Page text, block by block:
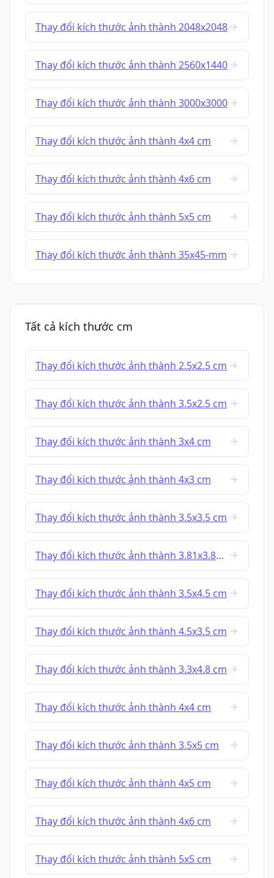
Thay đổi kích thước ảnh thành 2048x2048
Thay đổi kích thước ảnh thành 2560x1440
Thay đổi kích thước ảnh thành 3000x3000
Thay đổi kích thước ảnh thành 4x4 cm
Thay đổi kích thước ảnh thành 4x6 cm
Thay đổi kích thước ảnh thành 5x5 cm
Thay đổi kích thước ảnh thành 35x45-mm
Tất cả kích thước cm
Thay đổi kích thước ảnh thành 2.5x2.5 cm
Thay đổi kích thước ảnh thành 3.5x2.5 cm
Thay đổi kích thước ảnh thành 3x4 cm
Thay đổi kích thước ảnh thành 4x3 cm
Thay đổi kích thước ảnh thành 3.5x3.5 cm
Thay đổi kích thước ảnh thành 3.81x3.81 cm
Thay đổi kích thước ảnh thành 3.5x4.5 cm
Thay đổi kích thước ảnh thành 4.5x3.5 cm
Thay đổi kích thước ảnh thành 3.3x4.8 cm
Thay đổi kích thước ảnh thành 4x4 cm
Thay đổi kích thước ảnh thành 3.5x5 cm
Thay đổi kích thước ảnh thành 4x5 cm
Thay đổi kích thước ảnh thành 4x6 cm
Thay đổi kích thước ảnh thành 5x5 cm